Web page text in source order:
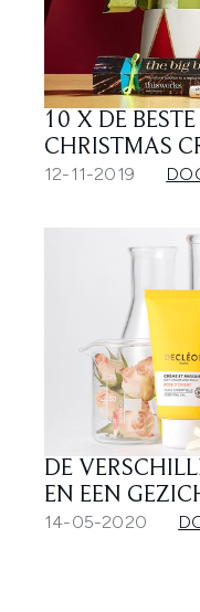
10 X DE
CHRISTMAS
12-11-2019
DE
EN EEN
14-05-2020